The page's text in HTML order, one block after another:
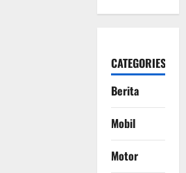
CATEGORIES
Berita
Mobil
Motor